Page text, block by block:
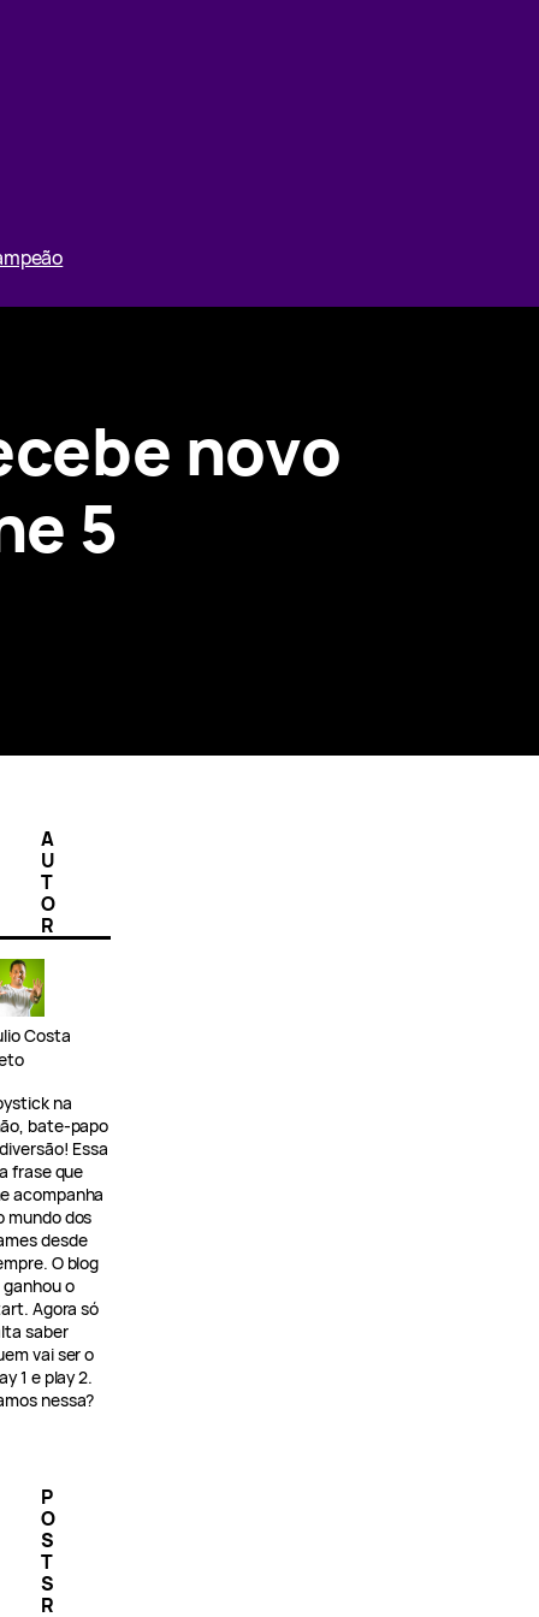
novo
5
A
U
T
O
R
Costa
na
bate-papo
Essa
frase que
acompanha
mundo dos
desde
O blog
ganhou o
Agora só
saber
vai ser o
1 e play 2.
nessa?
P
O
S
T
S
R